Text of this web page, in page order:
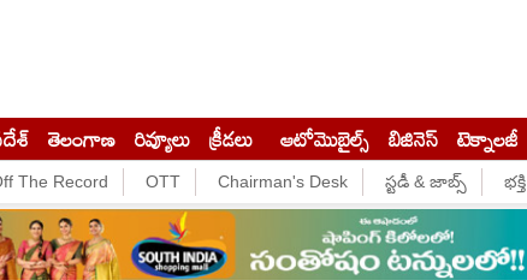
తెలంగాణ రివ్యూలు క్రీడలు ఆటోమొబైల్స్ బిజినెస్‌ టెక్నాలజీ
The Record OTT Chairman's Desk స్టడీ & జాబ్స్ భక్తి